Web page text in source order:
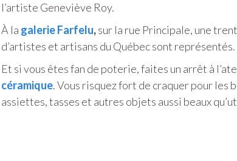
l’artiste Geneviève Roy.
À la galerie Farfelu,sur la rue Principale, une
d’artistes et artisans du Québec sont représentés.
Et si vous êtes fan de poterie, faites un arrêt à
céramique. Vous risquez fort de craquer pour les
assiettes, tasses et autres objets aussi beaux